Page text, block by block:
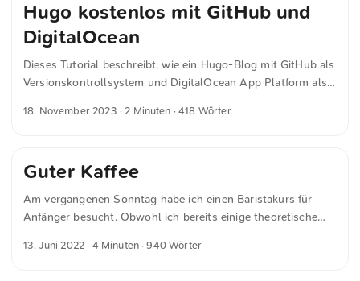
Hugo kostenlos mit GitHub und
DigitalOcean
Dieses Tutorial beschreibt, wie ein Hugo-Blog mit GitHub als
Versionskontrollsystem und DigitalOcean App Platform als
macOS, die beschriebenen Schritte können jedoch auch
macOS oder Linux: Betriebssystem. Homebrew (oder apt-get
/bin/bash -c "$(curl -fsSL
https://raw.githubusercontent.com/Homebrew/install/HEAD/i
nstall.sh)" Git: Installieren mit: brew install git Hugo:
18. November 2023 · 2 Minuten · 418 Wörter
Guter Kaffee
Am vergangenen Sonntag habe ich einen Baristakurs für
Anfänger besucht. Obwohl ich bereits einige theoretische
Erkenntnisse gewonnen, die ich gerne teilen möchte. Die
13. Juni 2022 · 4 Minuten · 940 Wörter